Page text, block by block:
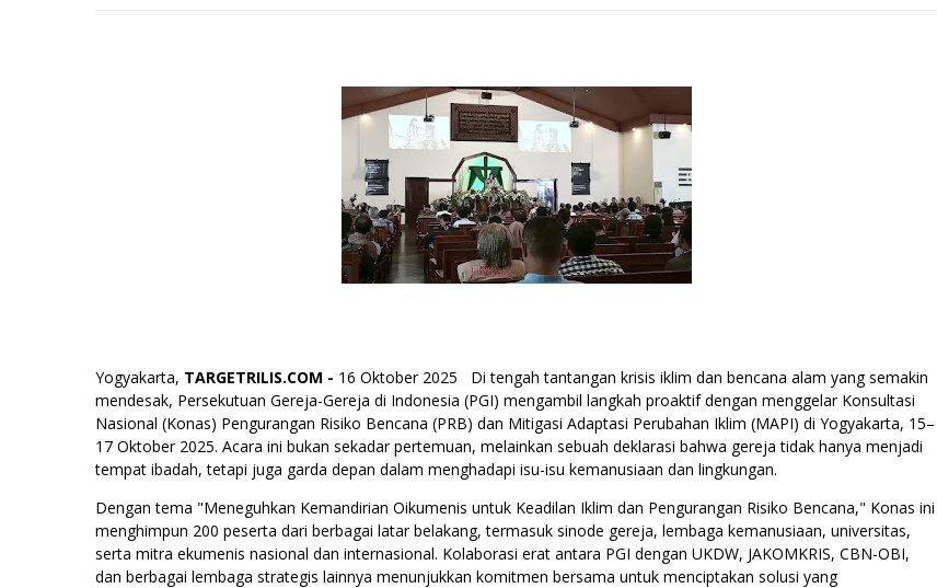
Yogyakarta, TARGETRILIS.COM - 16 Oktober 2025 Di tengah tantangan krisis iklim dan bencana alam yang semakin
mendesak, Persekutuan Gereja-Gereja di Indonesia (PGI) mengambil langkah proaktif dengan menggelar Konsultasi
Nasional (Konas) Pengurangan Risiko Bencana (PRB) dan Mitigasi Adaptasi Perubahan Iklim (MAPI) di Yogyakarta, 15–
17 Oktober 2025. Acara ini bukan sekadar pertemuan, melainkan sebuah deklarasi bahwa gereja tidak hanya menjadi
tempat ibadah, tetapi juga garda depan dalam menghadapi isu-isu kemanusiaan dan lingkungan.
Dengan tema "Meneguhkan Kemandirian Oikumenis untuk Keadilan Iklim dan Pengurangan Risiko Bencana," Konas ini
menghimpun 200 peserta dari berbagai latar belakang, termasuk sinode gereja, lembaga kemanusiaan, universitas,
serta mitra ekumenis nasional dan internasional. Kolaborasi erat antara PGI dengan UKDW, JAKOMKRIS, CBN-OBI,
dan berbagai lembaga strategis lainnya menunjukkan komitmen bersama untuk menciptakan solusi yang